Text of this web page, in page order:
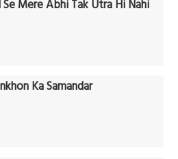
Mere Abhi Tak Utra Hi Nahi
Ka Samandar